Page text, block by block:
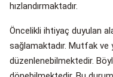
hızlandırmaktadır.
Öncelikli ihtiyaç duyulan
sağlamaktadır. Mutfak ve
düzenlenebilmektedir.